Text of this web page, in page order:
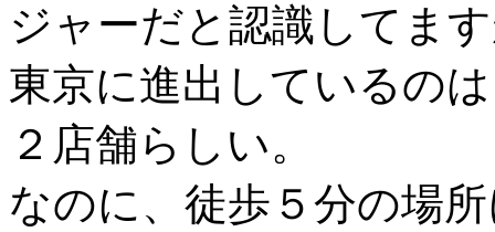
ジャーだと認識してま
東京に進出しているの
２店舗らしい。
なのに、徒歩５分の場